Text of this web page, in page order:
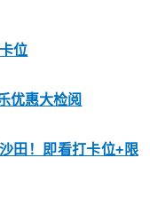
位
优惠大检阅
田！即看打卡位+限